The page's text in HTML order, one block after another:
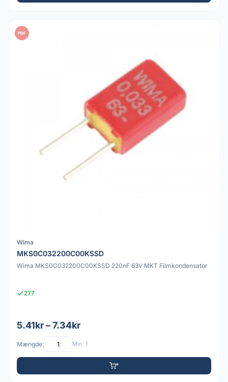
PDF
Wima
MKS0C032200C00KSSD
Wima MKS0C032200C00KSSD 220nF 63V MKT Filmkondensator
277
5.41kr – 7.34kr
Mængde: Min: 1